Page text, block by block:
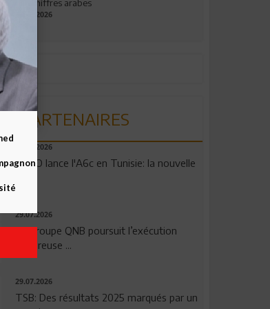
aux chiffres arabes
09.07.2026
PARTENAIRES
04.08.2026
OPPO lance l'A6c en Tunisie: la nouvelle
29.07.2026
Le Groupe QNB poursuit l’exécution
rigoureuse ...
29.07.2026
TSB: Des résultats 2025 marqués par un